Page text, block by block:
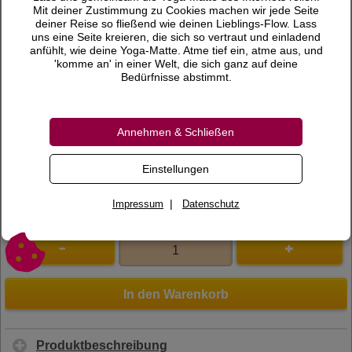
Preis 13,00 €
inkl. 7 % MwSt.
Versandkosten
Bewertungen
0 Bewertungen
Bewertung schreiben
200109
In den Warenkorb
Produktbeschreibung
Mit deiner Zustimmung zu Cookies machen wir jede Seite
deiner Reise so fließend wie deinen Lieblings-Flow. Lass
uns eine Seite kreieren, die sich so vertraut und einladend
anfühlt, wie deine Yoga-Matte. Atme tief ein, atme aus, und
'komme an' in einer Welt, die sich ganz auf deine
Bedürfnisse abstimmt.
Annehmen & Schließen
Einstellungen
Impressum | Datenschutz